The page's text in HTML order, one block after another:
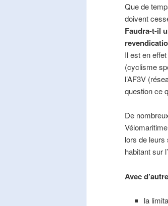
Que de
doivent
Faudra-t-il
Il est en
(cyclisme
l’AF3V
question ce
De
lors de leurs
habitant sur
Avec
la